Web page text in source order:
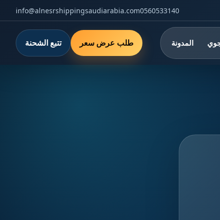
0560533140
info@alnesrshippingsaudiarabia.com
المدونة طلب عرض سعر تتبع الشحنة